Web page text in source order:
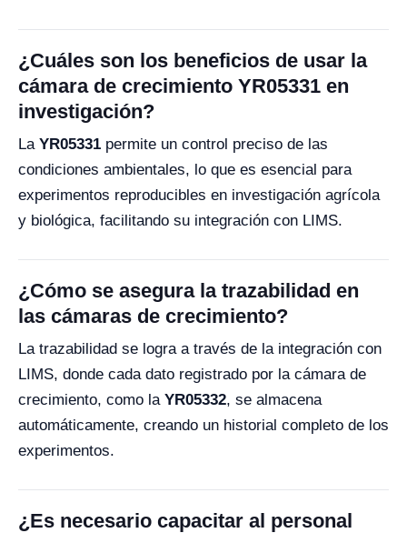
¿Cuáles son los beneficios de usar la
cámara de crecimiento YR05331 en
investigación?
La YR05331 permite un control preciso de las
condiciones ambientales, lo que es esencial para
experimentos reproducibles en investigación agrícola
y biológica, facilitando su integración con LIMS.
¿Cómo se asegura la trazabilidad en
las cámaras de crecimiento?
La trazabilidad se logra a través de la integración con
LIMS, donde cada dato registrado por la cámara de
crecimiento, como la YR05332, se almacena
automáticamente, creando un historial completo de los
experimentos.
¿Es necesario capacitar al personal